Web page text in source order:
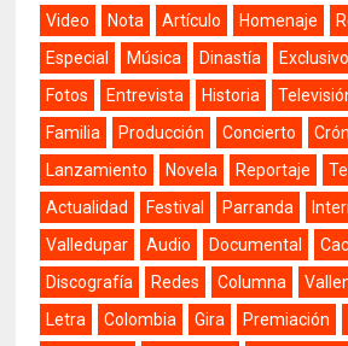
Video Nota Artículo Homenaje
Especial
Música Dinastía Exclusivo
Fotos
Entrevista Historia
Familia
Producción Concierto
Lanzamiento
Novela Reportaje
Actualidad
Festival Parranda
Valledupar
Audio Documental
Discografía
Redes Columna
Letra
Colombia Gira Premiación